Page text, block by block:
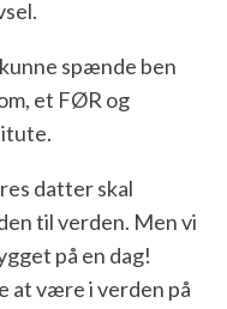
spænde ben
et FØR og
datter skal
til verden. Men vi
på en dag!
at være i verden på